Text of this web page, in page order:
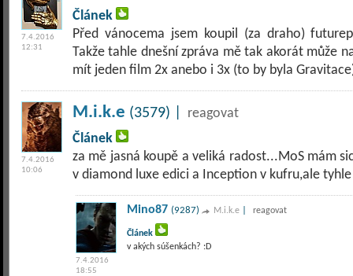
7.4.2016
12:31
Článek
Před vánocema jsem koupil (za draho)
Takže tahle dnešní zpráva mě tak akorát může
mít jeden film 2x anebo i 3x (to by byla
7.4.2016
10:06
M.i.k.e (3579) |
reagovat
Článek
za mě jasná koupě a veliká radost...MoS mám
v diamond luxe edici a Inception v kufru,ale
7.4.2016
18:55
Mino87 (9287) M.i.k.e reagovat
Článek
v akých súšenkách? :D